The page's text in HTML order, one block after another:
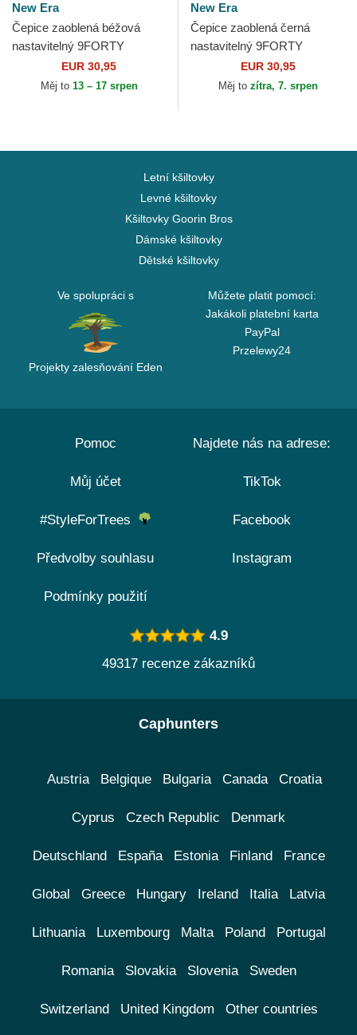
New Era
Čepice zaoblená béžová
nastavitelný 9FORTY
Diamond Era New York
Yankees MLB New Era
EUR 30,95
Měj to 13 – 17 srpen
New Era
Čepice zaoblená černá
nastavitelný 9FORTY
Diamond Era New York
Yankees MLB New Era
EUR 30,95
Měj to zítra, 7. srpen
Letní kšiltovky
Levné kšiltovky
Kšiltovky Goorin Bros
Dámské kšiltovky
Dětské kšiltovky
Ve spolupráci s
Projekty zalesňování Eden
Můžete platit pomocí:
Jakákoli platební karta
PayPal
Przelewy24
Pomoc
Můj účet
#StyleForTrees
Předvolby souhlasu
Podmínky použití
Najdete nás na adrese:
TikTok
Facebook
Instagram
4.9
49317 recenze zákazníků
Caphunters
Austria Belgique Bulgaria Canada Croatia
Cyprus Czech Republic Denmark
Deutschland España Estonia Finland France
Global Greece Hungary Ireland Italia Latvia
Lithuania Luxembourg Malta Poland Portugal
Romania Slovakia Slovenia Sweden
Switzerland United Kingdom Other countries